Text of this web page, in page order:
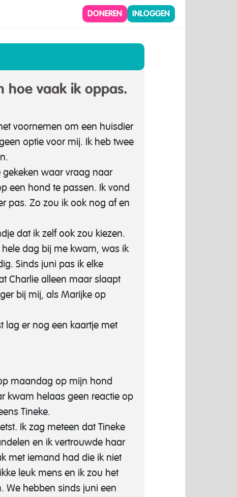
DONEREN INLOGGEN
hoe vaak ik oppas.
voornemen om een huisdier
optie voor mij. Ik heb twee
gekeken waar vraag naar
een hond te passen. Ik vond
pas. Zo zou ik ook nog af en
dat ik zelf ook zou kiezen.
hele dag bij me kwam, was ik
Sinds juni pas ik elke
Charlie alleen maar slaapt
bij mij, als Marijke op
lag er nog een kaartje met
maandag op mijn hond
kwam helaas geen reactie op
Tineke.
Ik zag meteen dat Tineke
en ik vertrouwde haar
met iemand had die ik niet
leuk mens en ik zou het
We hebben sinds juni een